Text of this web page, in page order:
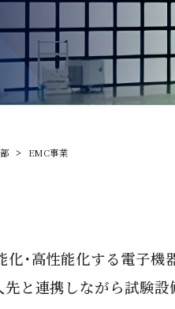
EMC事業
化･高性能化する電子機
と連携しながら試験設